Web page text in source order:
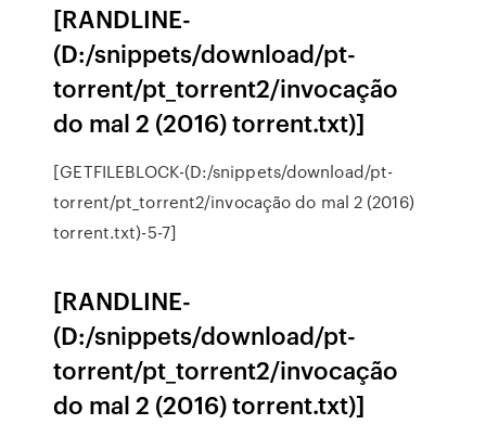
[RANDLINE-
(D:/snippets/download/pt-
torrent/pt_torrent2/invocação
do mal 2 (2016) torrent.txt)]
[GETFILEBLOCK-(D:/snippets/download/pt-
torrent/pt_torrent2/invocação do mal 2 (2016)
torrent.txt)-5-7]
[RANDLINE-
(D:/snippets/download/pt-
torrent/pt_torrent2/invocação
do mal 2 (2016) torrent.txt)]